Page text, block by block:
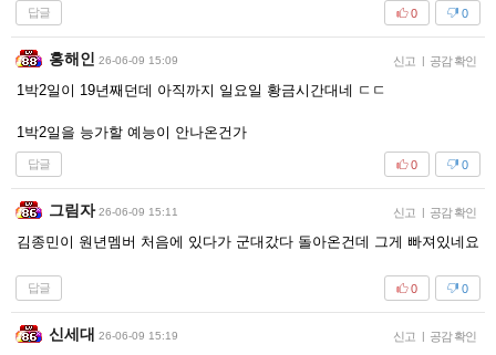
답글 0
0
홍해인 26-06-09 15:09 신고 | 공감 확인
1박2일이 19년째던데 아직까지 일요일 황금시간대네 ㄷㄷ
1박2일을 능가할 예능이 안나온건가
답글 0
0
그림자 26-06-09 15:11 신고 | 공감 확인
김종민이 원년멤버 처음에 있다가 군대갔다 돌아온건데 그게 빠져있네요
답글 0
0
신세대 26-06-09 15:19 신고 | 공감 확인